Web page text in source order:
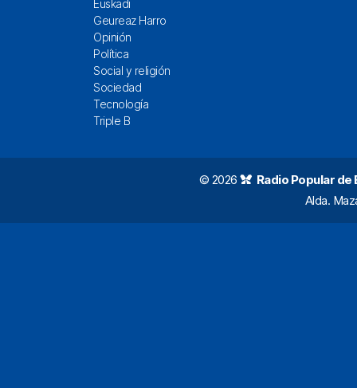
Euskadi
Geureaz Harro
Opinión
Política
Social y religión
Sociedad
Tecnología
Triple B
© 2026 Radio Popular de
Alda.